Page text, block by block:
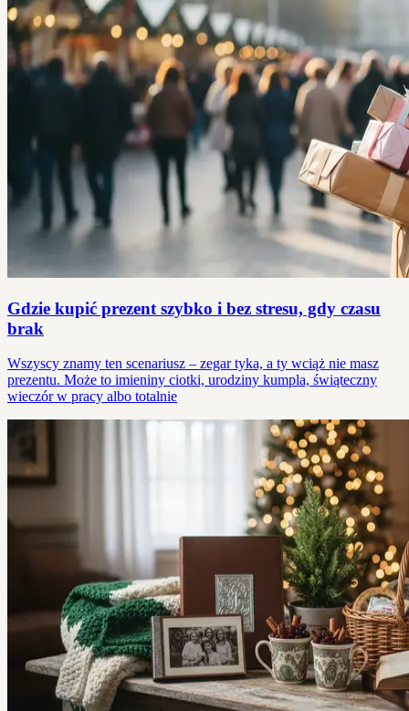
Gdzie kupić prezent szybko i bez stresu, gdy czasu
brak
Wszyscy znamy ten scenariusz – zegar tyka, a ty wciąż nie masz
prezentu. Może to imieniny ciotki, urodziny kumpla, świąteczny
wieczór w pracy albo totalnie